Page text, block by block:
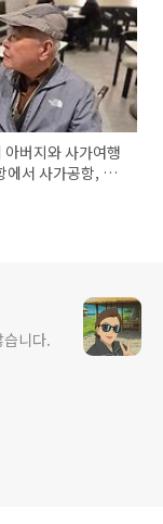
버지와 사가여행
에서 사가공항, 그
니다.